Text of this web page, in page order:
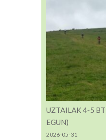
UZTAILAK 4-5
EGUN)
2026-05-31